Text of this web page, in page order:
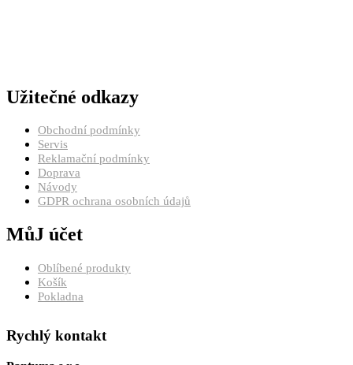
Užitečné odkazy
Obchodní podmínky
Servis
Reklamační podmínky
Doprava
Návody
GDPR ochrana osobních údajů
MůJ účet
Oblíbené produkty
Košík
Pokladna
Rychlý kontakt